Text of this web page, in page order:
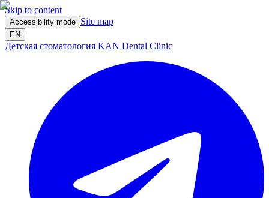
Skip to content
Accessibility mode Site map
EN
Детская стоматология KAN Dental Clinic